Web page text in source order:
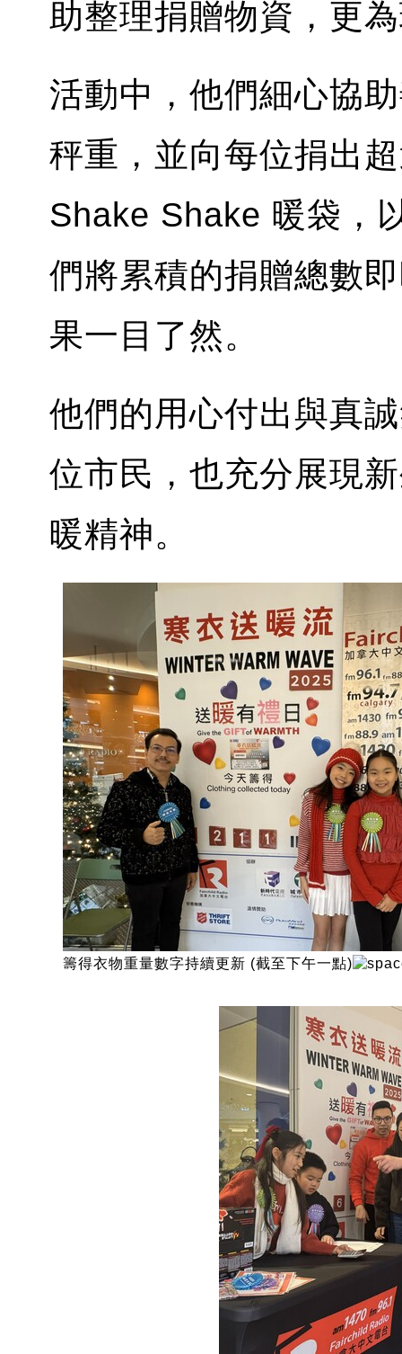
助整理捐贈物資，更
活動中，他們細心協
秤重，並向每位捐出
Shake Shake 暖袋，
們將累積的捐贈總數
果一目了然。
他們的用心付出與真
位市民，也充分展現
暖精神。
籌得衣物重量數字持續更新 (截至下午一點)